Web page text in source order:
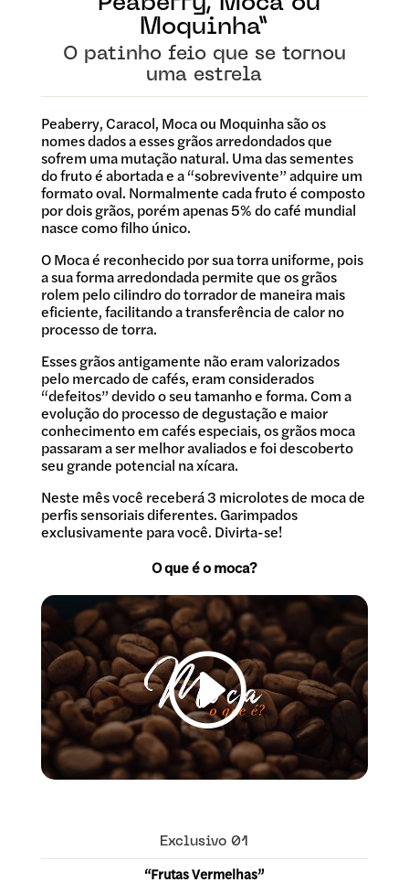
Moquinha”
O patinho feio que se tornou
uma estrela
Peaberry, Caracol, Moca ou Moquinha são os
nomes dados a esses grãos arredondados que
sofrem uma mutação natural. Uma das sementes
do fruto é abortada e a “sobrevivente” adquire um
formato oval. Normalmente cada fruto é composto
por dois grãos, porém apenas 5% do café mundial
nasce como filho único.
O Moca é reconhecido por sua torra uniforme, pois
a sua forma arredondada permite que os grãos
rolem pelo cilindro do torrador de maneira mais
eficiente, facilitando a transferência de calor no
processo de torra.
Esses grãos antigamente não eram valorizados
pelo mercado de cafés, eram considerados
“defeitos” devido o seu tamanho e forma. Com a
evolução do processo de degustação e maior
conhecimento em cafés especiais, os grãos moca
passaram a ser melhor avaliados e foi descoberto
seu grande potencial na xícara.
Neste mês você receberá 3 microlotes de moca de
perfis sensoriais diferentes. Garimpados
exclusivamente para você. Divirta-se!
O que é o moca?
Exclusivo 01
“Frutas Vermelhas”